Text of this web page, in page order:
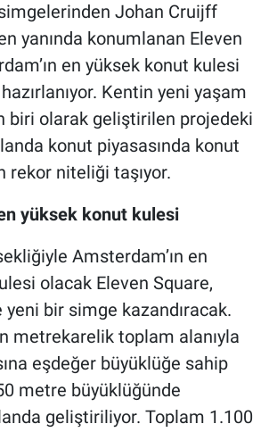
Johan Cruijff
yanında konumlanan Eleven
en yüksek konut kulesi
Kentin yeni yaşam
biri olarak geliştirilen projedeki
konut piyasasında konut
rekor niteliği taşıyor.
yüksek konut kulesi
Amsterdam’ın en
olacak Eleven Square,
bir simge kazandıracak.
metrekarelik toplam alanıyla
eşdeğer büyüklüğe sahip
metre büyüklüğünde
geliştiriliyor. Toplam 1.100